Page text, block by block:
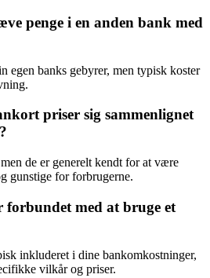
penge i en anden bank med
egen banks gebyrer, men typisk koster
priser sig sammenlignet
de er generelt kendt for at være
gunstige for forbrugerne.
forbundet med at bruge et
inkluderet i dine bankomkostninger,
vilkår og priser.